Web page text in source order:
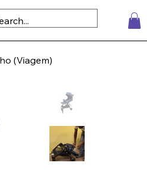
(Viagem)